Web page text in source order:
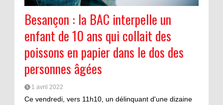
Besançon : la BAC interpelle un
enfant de 10 ans qui collait des
poissons en papier dans le dos des
personnes âgées
1 avril 2022
Ce vendredi, vers 11h10, un délinquant d'une dizaine